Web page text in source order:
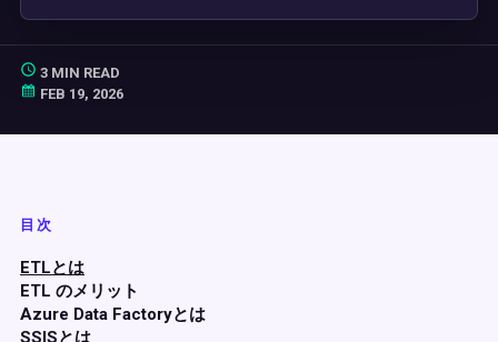
3 MIN READ
FEB 19, 2026
目次
ETLとは
ETL のメリット
Azure Data Factoryとは
SSISとは